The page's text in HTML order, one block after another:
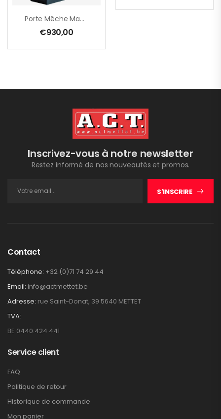
Porte Mêche Magnétique B32.1 Pour EHB 32/2.2 R R/L + EHB 32/4.2
€930,00
Inscrivez-vous à notre newsletter
Restez informé de nos nouveautés et promos.
S'INSCRIRE
Contact
Téléphone: +32 (0)71 74 29 44
Email: info@actmettet.be
Adresse: rue Saint-Donat, 39 5640 METTET
TVA:
BE 0440.424.441
Service client
FAQ
Politique de retour
Historique de commande
Mon panier